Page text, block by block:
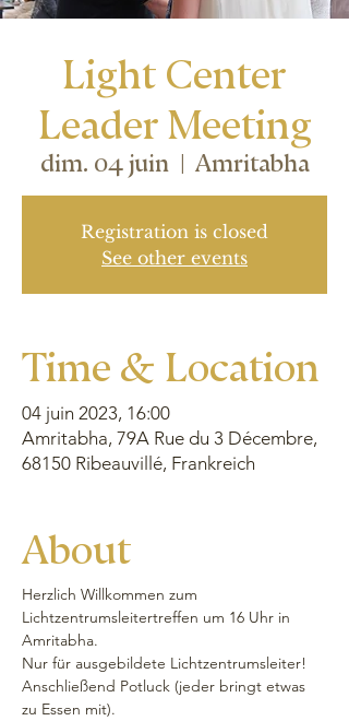
Light Center
Leader Meeting
dim. 04 juin
  |
Amritabha
Registration is closed
See other events
Time & Location
04 juin 2023, 16:00
Amritabha, 79A Rue du 3 Décembre,
68150 Ribeauvillé, Frankreich
About
Herzlich Willkommen zum
Lichtzentrumsleitertreffen um 16 Uhr in
Amritabha.
Nur für ausgebildete Lichtzentrumsleiter!
Anschließend Potluck (jeder bringt etwas
zu Essen mit).